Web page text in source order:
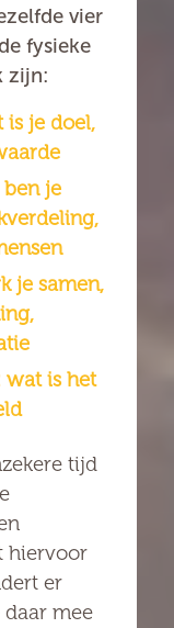
vier
fysieke
zijn:
is je doel,
je
je samen,
wat is het
tijd
hiervoor
er
mee